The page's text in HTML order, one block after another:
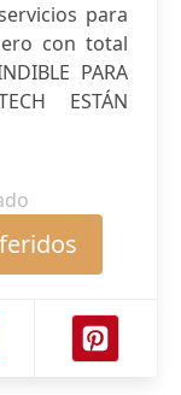
para
con total
PARA
ESTÁN